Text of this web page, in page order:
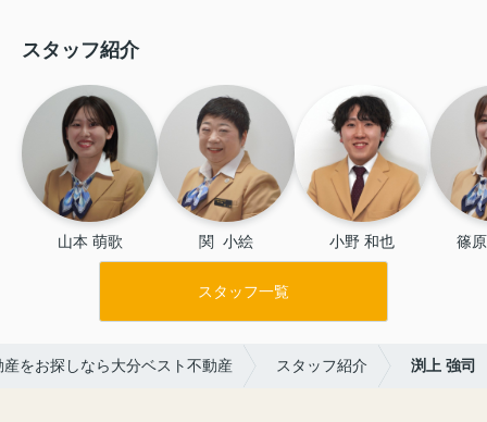
スタッフ紹介
山本 萌歌 関  小絵 小野 和也 篠
スタッフ一覧
をお探しなら大分ベスト不動産 スタッフ紹介 渕上 強司